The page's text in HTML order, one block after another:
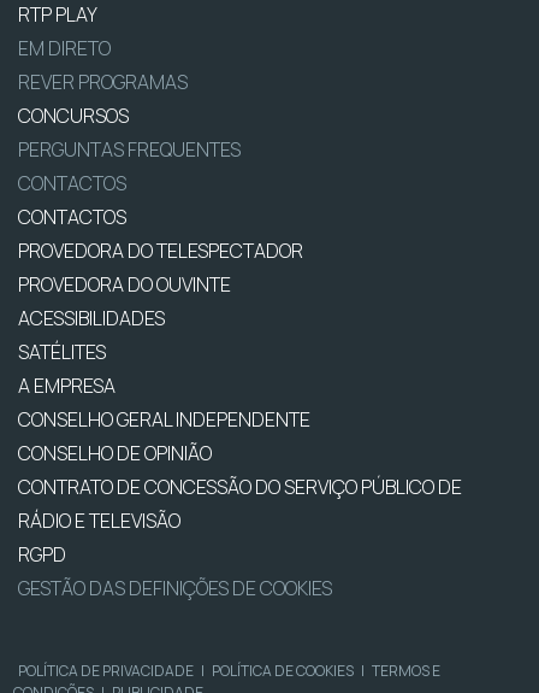
RTP PLAY
EM DIRETO
REVER PROGRAMAS
CONCURSOS
PERGUNTAS FREQUENTES
CONTACTOS
CONTACTOS
PROVEDORA DO TELESPECTADOR
PROVEDORA DO OUVINTE
ACESSIBILIDADES
SATÉLITES
A EMPRESA
CONSELHO GERAL INDEPENDENTE
CONSELHO DE OPINIÃO
CONTRATO DE CONCESSÃO DO SERVIÇO PÚBLICO DE
RÁDIO E TELEVISÃO
RGPD
GESTÃO DAS DEFINIÇÕES DE COOKIES
POLÍTICA DE PRIVACIDADE | POLÍTICA DE COOKIES | TERMOS E